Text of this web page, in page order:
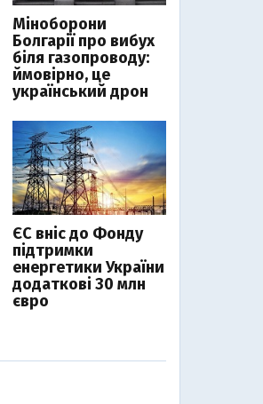
Міноборони
Болгарії про вибух
біля газопроводу:
ймовірно, це
український дрон
ЄС вніс до Фонду
підтримки
енергетики України
додаткові 30 млн
євро